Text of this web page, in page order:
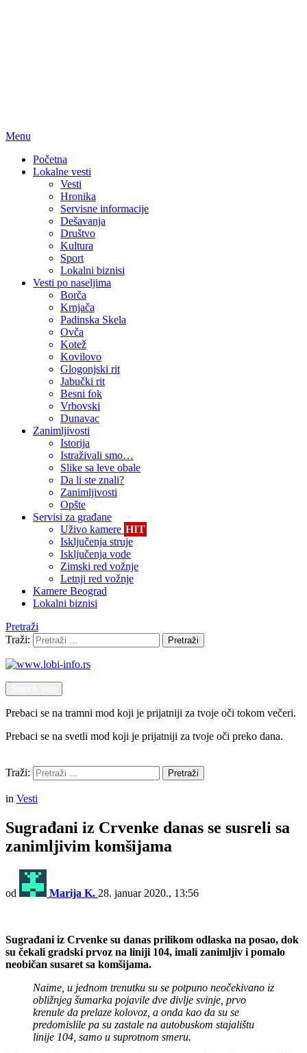
Menu
Početna
Lokalne vesti
Vesti
Hronika
Servisne informacije
Dešavanja
Društvo
Kultura
Sport
Lokalni biznisi
Vesti po naseljima
Borča
Krnjača
Padinska Skela
Ovča
Kotež
Kovilovo
Glogonjski rit
Jabučki rit
Besni fok
Vrbovski
Dunavac
Zanimljivosti
Istorija
Istraživali smo…
Slike sa leve obale
Da li ste znali?
Zanimljivosti
Opšte
Servisi za građane
Uživo kamere HIT
Isključenja struje
Isključenja vode
Zimski red vožnje
Letnji red vožnje
Kamere Beograd
Lokalni biznisi
Pretraži
Traži:
Pretraži
Prebaci se na tramni mod koji je prijatniji za tvoje oči tokom večeri.
Prebaci se na svetli mod koji je prijatniji za tvoje oči preko dana.
Traži:
Pretraži
in Vesti
Sugrađani iz Crvenke danas se susreli sa
zanimljivim komšijama
od Marija K. 28. januar 2020., 13:56
Sugrađani iz Crvenke su danas prilikom odlaska na posao, dok
su čekali gradski prvoz na liniji 104, imali zanimljiv i pomalo
neobičan susaret sa komšijama.
Naime, u jednom trenutku su se potpuno neočekivano iz
obližnjeg šumarka pojavile dve divlje svinje, prvo
krenule da prelaze kolovoz, a onda kao da su se
predomislile pa su zastale na autobuskom stajalištu
linije 104, samo u suprotnom smeru.